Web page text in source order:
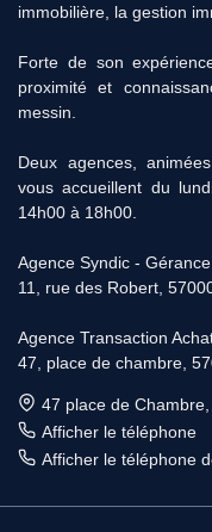
immobilière, la gestion
Forte de son
proximité et
messin.
Deux agences,
vous accueillent du
14h00 à 18h00.
Agence Syndic -
11, rue des Robert,
Agence Transaction
47, place de chambre,
47 place de
Afficher le téléphone
Afficher le téléphone